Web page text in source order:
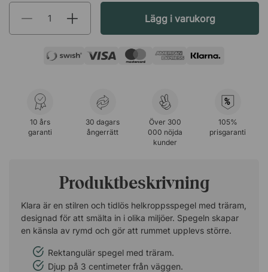
Lägg i varukorg
10 års
garanti
30 dagars
ångerrätt
Över 300
000 nöjda
kunder
%
105%
prisgaranti
Produktbeskrivning
Klara är en stilren och tidlös helkroppsspegel med träram,
designad för att smälta in i olika miljöer. Spegeln skapar
en känsla av rymd och gör att rummet upplevs större.
Rektangulär spegel med träram.
Djup på 3 centimeter från väggen.